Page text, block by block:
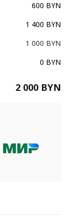
600 BYN
1 400 BYN
1 000 BYN
0 BYN
2 000 BYN